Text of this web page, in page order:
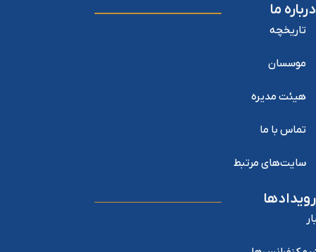
درباره ما
تاریخچه
موسسان
هیئت مدیره
تماس با ما
سایت‌های مرتبط
رویدادها